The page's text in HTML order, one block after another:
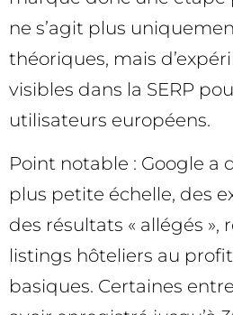
ne s’agit plus
théoriques, mais
visibles dans la SERP
utilisateurs européens.
Point notable : Google a
plus petite échelle, des
des résultats « allégés »,
listings hôteliers au
basiques. Certaines